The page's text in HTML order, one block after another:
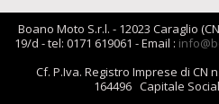
Boano Moto S.r.l. - 12023 Caraglio
19/d - tel: 0171 619061 - Email :
Cf. P.Iva. Registro Imprese di CN
164496 Capitale